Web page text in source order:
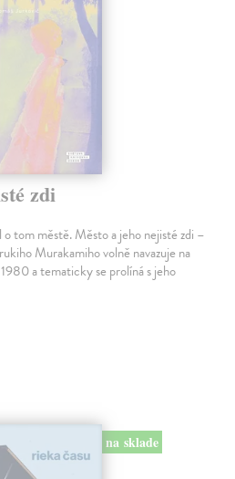
zdi
tom městě. Město a jeho nejisté zdi –
Murakamiho volně navazuje na
a tematicky se prolíná s jeho
na sklade